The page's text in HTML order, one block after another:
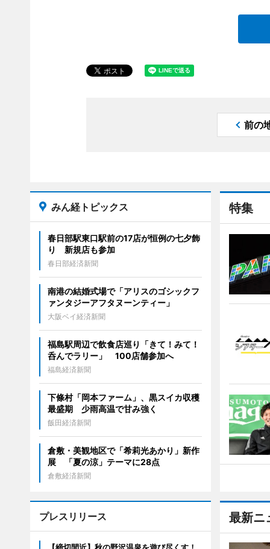
前の
特集
最新ニ
みん経トピックス
春日部駅東口駅前の17店が恒例の七夕飾
り 新規店も参加
春日部経済新聞
南港の結婚式場で「アリスのゴシックフ
ァンタジーアフタヌーンティー」
大阪ベイ経済新聞
福島駅周辺で飲食店巡り「きて！みて！
呑んでラリー」 100店舗参加へ
福島経済新聞
下條村「岡本ファーム」、黒スイカ収穫
最盛期 少雨高温で甘み強く
飯田経済新聞
倉敷・美観地区で「希莉光あかり」新作
展 「夏の涼」テーマに28点
倉敷経済新聞
プレスリリース